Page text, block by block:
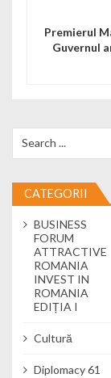
Premierul
Guvernul
CATEGORII
BUSINESS
FORUM
ATTRACTIVE
ROMANIA
INVEST IN
ROMANIA
EDIȚIA I
Cultură
Diplomacy 61